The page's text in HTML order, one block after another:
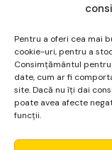
Pentru a oferi cea mai
cookie-uri, pentru a
Consimțământul
date, cum ar fi
site. Dacă nu îți dai
poate avea afecte
funcții.
Lichiditate
rapidă și
costurile
metalului
SPDR gold shares
investitorii care